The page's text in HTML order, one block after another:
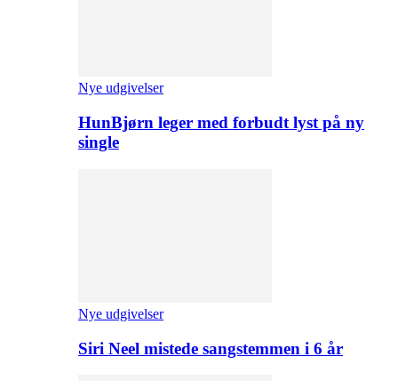
Nye udgivelser
HunBjørn leger med forbudt lyst på ny
single
Nye udgivelser
Siri Neel mistede sangstemmen i 6 år